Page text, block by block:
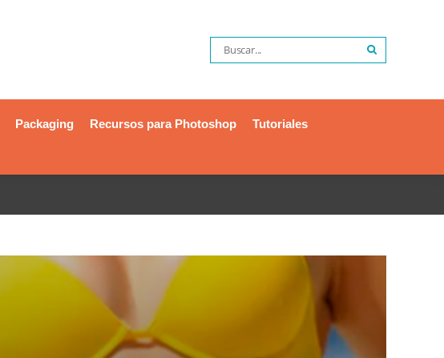
Packaging Recursos para Photoshop
Tutoriales